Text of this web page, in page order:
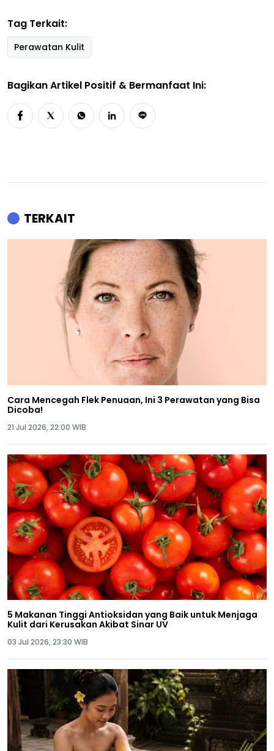
Tag Terkait:
Perawatan Kulit
Bagikan Artikel Positif & Bermanfaat Ini:
TERKAIT
Cara Mencegah Flek Penuaan, Ini 3 Perawatan yang Bisa
Dicoba!
21 Jul 2026, 22:00 WIB
5 Makanan Tinggi Antioksidan yang Baik untuk Menjaga
Kulit dari Kerusakan Akibat Sinar UV
03 Jul 2026, 23:30 WIB